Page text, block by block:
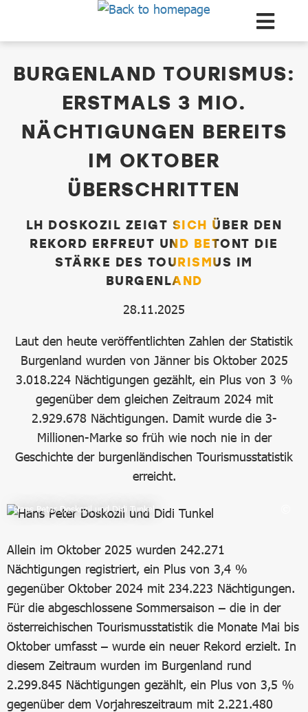
Zum Hauptinhalt springen
BURGENLAND TOURISMUS:
ERSTMALS 3 MIO.
NÄCHTIGUNGEN BEREITS
IM OKTOBER
ÜBERSCHRITTEN
LH DOSKOZIL ZEIGT SICH ÜBER DEN
REKORD ERFREUT UND BETONT DIE
STÄRKE DES TOURISMUS IM
BURGENLAND
28.11.2025
Laut den heute veröffentlichten Zahlen der Statistik
Burgenland wurden von Jänner bis Oktober 2025
3.018.224 Nächtigungen gezählt, ein Plus von 3 %
gegenüber dem gleichen Zeitraum 2024 mit
2.929.678 Nächtigungen. Damit wurde die 3-
Millionen-Marke so früh wie noch nie in der
Geschichte der burgenländischen Tourismusstatistik
erreicht.
Hans Peter Doskozil und Didi Tunkel
Allein im Oktober 2025 wurden 242.271
Nächtigungen registriert, ein Plus von 3,4 %
gegenüber Oktober 2024 mit 234.223 Nächtigungen.
Für die abgeschlossene Sommersaison – die in der
österreichischen Tourismusstatistik die Monate Mai bis
Oktober umfasst – wurde ein neuer Rekord erzielt. In
diesem Zeitraum wurden im Burgenland rund
2.299.845 Nächtigungen gezählt, ein Plus von 3,5 %
gegenüber dem Vorjahreszeitraum mit 2.221.480